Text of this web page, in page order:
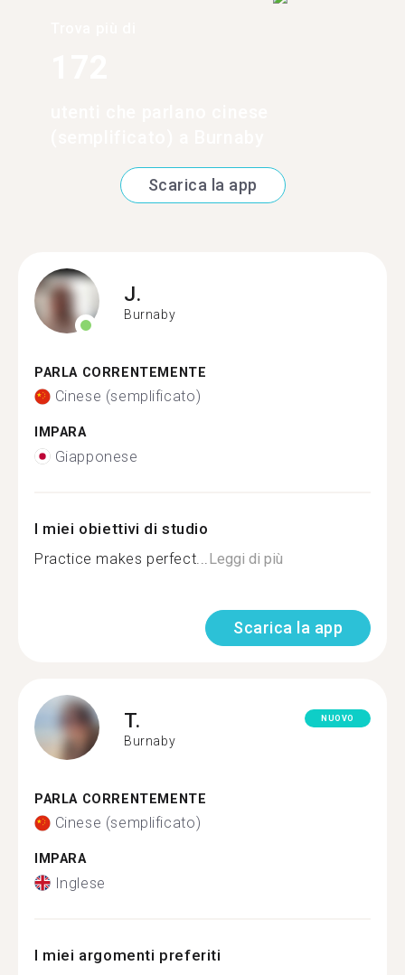
Scarica la app
J.
Burnaby
PARLA CORRENTEMENTE
Cinese (semplificato)
IMPARA
Giapponese
I miei obiettivi di studio
Practice makes perfect... Leggi di più
Scarica la app
T.
Burnaby
NUOVO
PARLA CORRENTEMENTE
Cinese (semplificato)
IMPARA
Inglese
I miei argomenti preferiti